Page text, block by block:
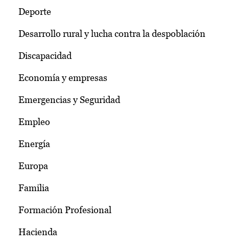
Deporte
Desarrollo rural y lucha contra la despoblación
Discapacidad
Economía y empresas
Emergencias y Seguridad
Empleo
Energía
Europa
Familia
Formación Profesional
Hacienda